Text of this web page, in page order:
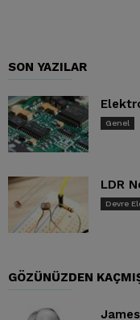
SON YAZILAR
Genel
LDR
Devre
GÖZÜNÜZDEN